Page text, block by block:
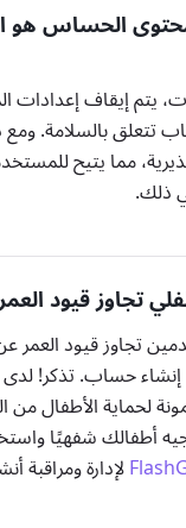
الحساس هو
يتم إيقاف
تتعلق بالسلامة.
مما يتيح
ذلك.
تجاوز قيود
تجاوز قيود العمر
إنشاء حساب. تذكر!
لحماية الأطفال من
أطفالك شفهيًا
لإدارة